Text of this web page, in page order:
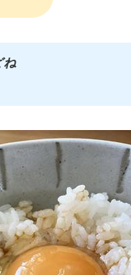
ね